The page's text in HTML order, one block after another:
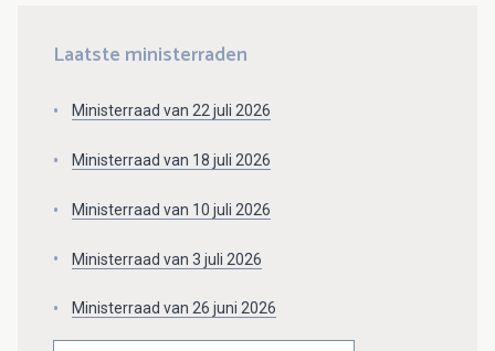
Laatste ministerraden
Ministerraad van 22 juli 2026
Ministerraad van 18 juli 2026
Ministerraad van 10 juli 2026
Ministerraad van 3 juli 2026
Ministerraad van 26 juni 2026